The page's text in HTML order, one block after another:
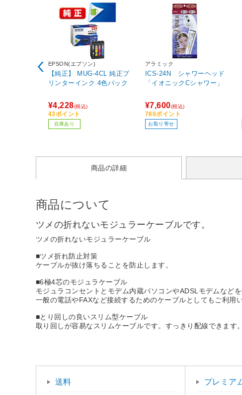
EPSON(エプソン)
【純正】 MUG-4CL 純正プ
リンターインク 4色パック
¥4,228(税込)
43ポイント
在庫あり
アラミック
ICS-24N シャワーヘッド
「イオニックCシャワー」
¥7,600(税込)
760ポイント
お取り寄せ
商品の詳細
商品について
ツメの折れないモジュラーケーブルです。
ツメの折れないモジュラーケーブル
■ツメ折れ防止対策
ケーブルが抜け落ちることを防止します。
■6極4芯のモジュラケーブル
モジュラコンセントとモデム内蔵パソコンやADSLモデムなどを
一般の電話やFAXなど接続するためのケーブルとしてもご利用
■とり回しの良いスリム型ケーブル
取り回しが容易なスリムケーブルです。すっきり配線できます。
送料 プレミア